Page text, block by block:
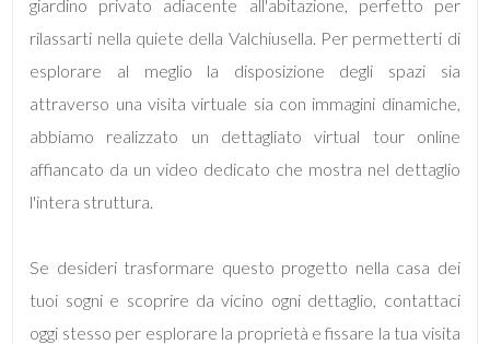
giardino privato adiacente all'abitazione, perfetto per
rilassarti nella quiete della Valchiusella. Per permetterti di
esplorare al meglio la disposizione degli spazi sia
attraverso una visita virtuale sia con immagini dinamiche,
abbiamo realizzato un dettagliato virtual tour online
affiancato da un video dedicato che mostra nel dettaglio
l'intera struttura.
Se desideri trasformare questo progetto nella casa dei
tuoi sogni e scoprire da vicino ogni dettaglio, contattaci
oggi stesso per esplorare la proprietà e fissare la tua visita
2
5+